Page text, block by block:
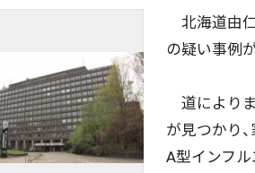
北海道由
の疑い事例
道によりま
が見つかり
A型インフル